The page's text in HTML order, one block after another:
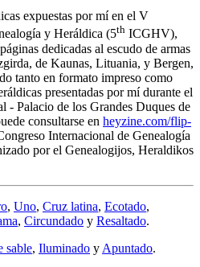
expuestas por mí en el V
y Heráldica (5th ICGHV),
dedicadas al escudo de armas
de Kaunas, Lituania, y Bergen,
tanto en formato impreso como
presentadas por mí durante el
- Palacio de los Grandes Duques de
consultarse en heyzine.com/flip-
Internacional de Genealogía
por el Genealogijos, Heraldikos
, Uno, Cruz latina, Ecotado,
, Circundado y Resaltado.
sable, Iluminado y Apuntado.